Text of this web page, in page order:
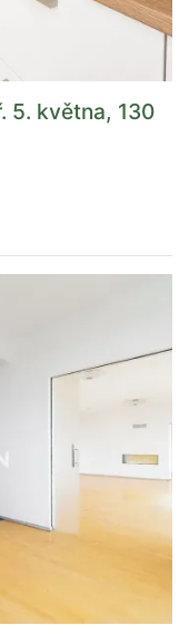
5. května, 130